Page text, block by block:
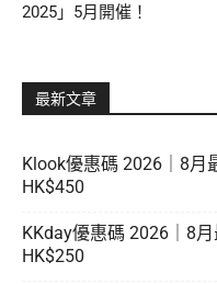
2025」5月開催！
最新文章
Klook優惠碼 2026｜8月
HK$450
KKday優惠碼 2026｜8
HK$250